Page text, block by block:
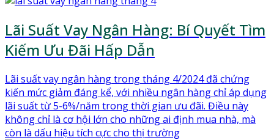
Lãi Suất Vay Ngân Hàng: Bí Quyết Tìm
Kiếm Ưu Đãi Hấp Dẫn
Lãi suất vay ngân hàng trong tháng 4/2024 đã chứng
kiến mức giảm đáng kể, với nhiều ngân hàng chỉ áp dụng
lãi suất từ 5-6%/năm trong thời gian ưu đãi. Điều này
không chỉ là cơ hội lớn cho những ai định mua nhà, mà
còn là dấu hiệu tích cực cho thị trường